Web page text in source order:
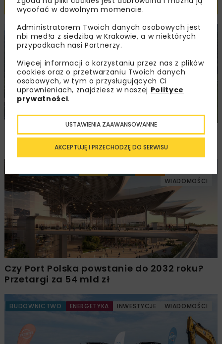
DROGI MOSTY INWESTYCJE WIADOMOŚCI
Dziesięciu chętnych na węzeł w Jaworniku.
Ceny od 76,6 mln zł
WIADOMOŚCI
Czy Port Polska powstanie do 2032 roku?
Przetargi za 54 mld zł
BUDOWNICTWO ENERGETYKA INWESTYCJE WIADOMOŚCI
wycofać w dowolnym momencie.
Administratorem Twoich danych osobowych jest
nbi med!a z siedzibą w Krakowie, a w niektórych
przypadkach nasi Partnerzy.
Więcej informacji o korzystaniu przez nas z plików
cookies oraz o przetwarzaniu Twoich danych
osobowych, w tym o przysługujących Ci
uprawnieniach, znajdziesz w naszej Polityce
prywatności.
AKCEPTUJĘ I PRZECHODZĘ DO SERWISU
USTAWIENIA ZAAWANSOWANNE